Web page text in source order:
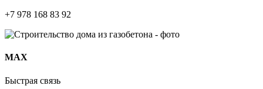
+7 978 168 83 92
МАХ
Быстрая связь